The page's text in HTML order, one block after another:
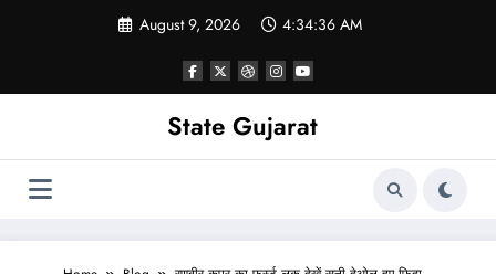
August 9, 2026 4:34:38 AM
State Gujarat